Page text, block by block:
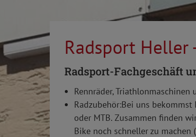
Radsport
Radsport-Fachgeschäft
Rennräder, Triathlonmaschinen
Radzubehör:Bei uns
oder MTB. Zusammen finden
Bike noch schneller zu machen